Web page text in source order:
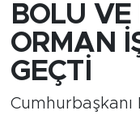
BOLU
ORMAN
GEÇTİ
Cumhurbaşkanı
Spor
Siyaset
Yerel Haber
Düzce Trafik
Süper Lig
Tüm